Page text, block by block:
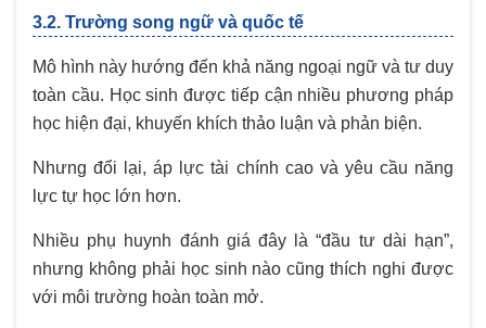
3.2. Trường song ngữ và quốc tế
Mô hình này hướng đến khả năng ngoại ngữ và tư duy
toàn cầu. Học sinh được tiếp cận nhiều phương pháp
học hiện đại, khuyến khích thảo luận và phản biện.
Nhưng đổi lại, áp lực tài chính cao và yêu cầu năng
lực tự học lớn hơn.
Nhiều phụ huynh đánh giá đây là “đầu tư dài hạn”,
nhưng không phải học sinh nào cũng thích nghi được
với môi trường hoàn toàn mở.